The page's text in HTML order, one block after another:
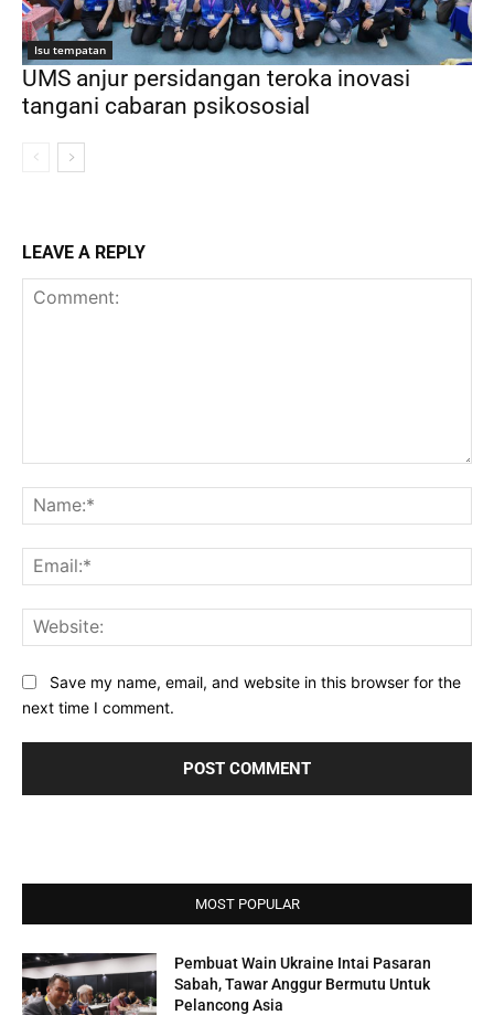
Isu tempatan
UMS anjur persidangan teroka inovasi
tangani cabaran psikososial
LEAVE A REPLY
Save my name, email, and website in this browser for the
next time I comment.
MOST POPULAR
Pembuat Wain Ukraine Intai Pasaran
Sabah, Tawar Anggur Bermutu Untuk
Pelancong Asia